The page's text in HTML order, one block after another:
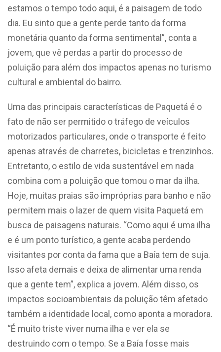
estamos o tempo todo aqui, é a paisagem de todo
dia. Eu sinto que a gente perde tanto da forma
monetária quanto da forma sentimental”, conta a
jovem, que vê perdas a partir do processo de
poluição para além dos impactos apenas no turismo
cultural e ambiental do bairro.
Uma das principais características de Paquetá é o
fato de não ser permitido o tráfego de veículos
motorizados particulares, onde o transporte é feito
apenas através de charretes, bicicletas e trenzinhos.
Entretanto, o estilo de vida sustentável em nada
combina com a poluição que tomou o mar da ilha.
Hoje, muitas praias são impróprias para banho e não
permitem mais o lazer de quem visita Paquetá em
busca de paisagens naturais. “Como aqui é uma ilha
e é um ponto turístico, a gente acaba perdendo
visitantes por conta da fama que a Baía tem de suja.
Isso afeta demais e deixa de alimentar uma renda
que a gente tem”, explica a jovem. Além disso, os
impactos socioambientais da poluição têm afetado
também a identidade local, como aponta a moradora.
“É muito triste viver numa ilha e ver ela se
destruindo com o tempo. Se a Baía fosse mais